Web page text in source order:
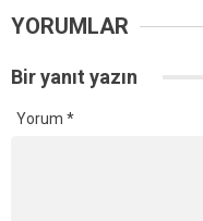
YORUMLAR
Bir yanıt yazın
Yorum *